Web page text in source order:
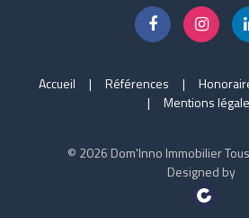
Accueil Références
Mentions
© 2026 Dom'Inno Immobilier
Designed by